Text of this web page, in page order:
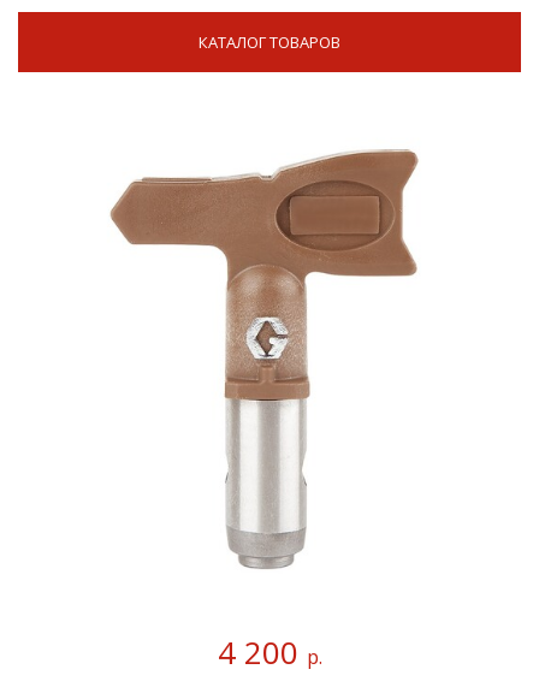
КАТАЛОГ ТОВАРОВ
4 200 р.